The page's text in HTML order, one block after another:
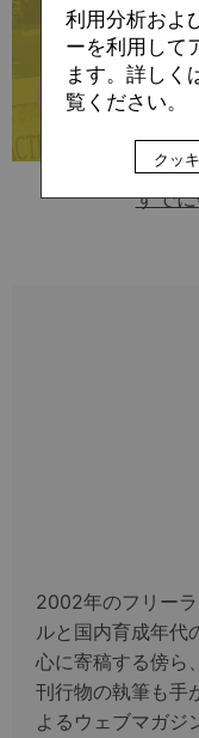
お
すで
2002年のフリー
ルと国内育成年代
心に寄稿する傍ら
刊行物の執筆も手
よるウェブマガジ
利用分析およ
ーを利用して
ます。詳しく
覧ください。
クッ